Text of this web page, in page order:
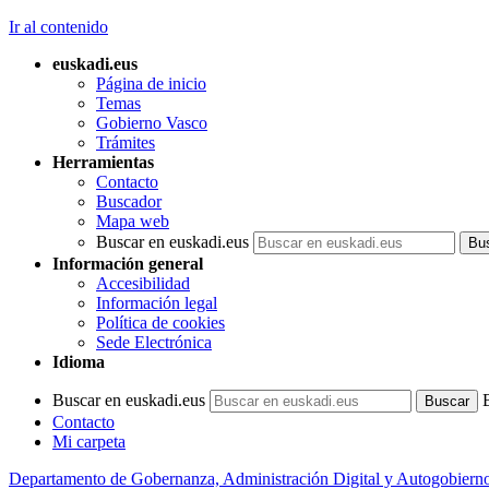
Ir al contenido
euskadi.eus
Página de inicio
Temas
Gobierno Vasco
Trámites
Herramientas
Contacto
Buscador
Mapa web
Buscar en euskadi.eus
Información general
Accesibilidad
Información legal
Política de cookies
Sede Electrónica
Idioma
Buscar en euskadi.eus
Contacto
Mi carpeta
Departamento de Gobernanza, Administración Digital y